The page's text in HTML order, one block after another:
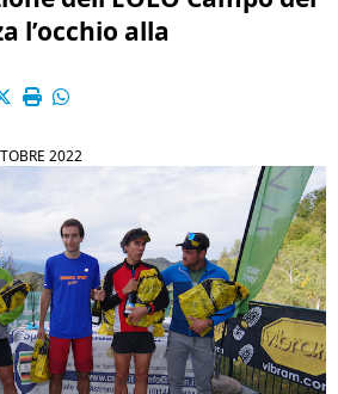
l’occhio alla
2022